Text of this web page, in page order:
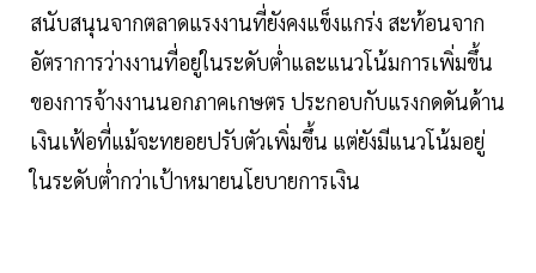
สนับสนุนจากตลาดแรงงานที่ยังคงแข็งแกร่ง สะท้อนจาก
อัตราการว่างงานที่อยู่ในระดับต่ำและแนวโน้มการเพิ่มขึ้น
ของการจ้างงานนอกภาคเกษตร ประกอบกับแรงกดดันด้าน
เงินเฟ้อที่แม้จะทยอยปรับตัวเพิ่มขึ้น แต่ยังมีแนวโน้มอยู่
ในระดับต่ำกว่าเป้าหมายนโยบายการเงิน